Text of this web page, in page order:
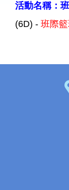
活動名稱：
(6D) - 班際